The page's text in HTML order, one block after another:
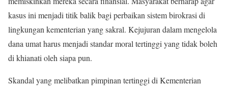
kasus ini menjadi titik balik bagi perbaikan sistem birokrasi di
lingkungan kementerian yang sakral. Kejujuran dalam mengelola
dana umat harus menjadi standar moral tertinggi yang tidak boleh
di khianati oleh siapa pun.
Skandal yang melibatkan pimpinan tertinggi di Kementerian